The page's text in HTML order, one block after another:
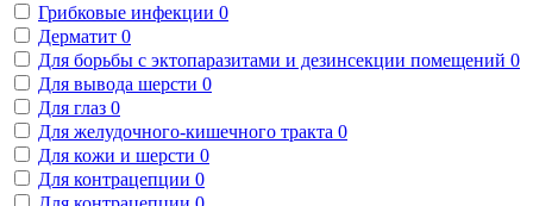
Грибковые инфекции 0
Дерматит 0
Для борьбы с эктопаразитами и дезинсекции помещений 0
Для вывода шерсти 0
Для глаз 0
Для желудочного-кишечного тракта 0
Для кожи и шерсти 0
Для контрацепции 0